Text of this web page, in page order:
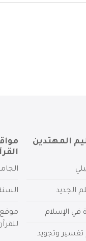
المهتدين
الجديد
في الإسلام
وتجويد
موقع